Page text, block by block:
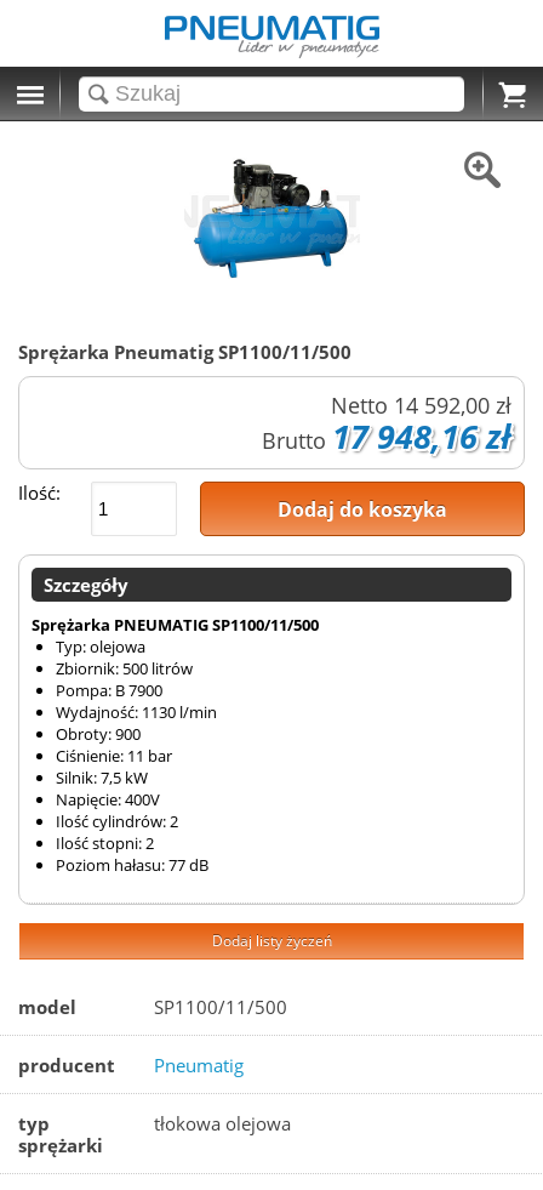
Cart
Sprężarka Pneumatig SP1100/11/500
Netto 14 592,00 zł
Brutto 17 948,16 zł
Ilość:
Dodaj do koszyka
Szczegóły
Sprężarka PNEUMATIG SP1100/11/500
Typ: olejowa
Zbiornik: 500 litrów
Pompa: B 7900
Wydajność: 1130 l/min
Obroty: 900
Ciśnienie: 11 bar
Silnik: 7,5 kW
Napięcie: 400V
Ilość cylindrów: 2
Ilość stopni: 2
Poziom hałasu: 77 dB
Dodaj listy życzeń
model SP1100/11/500
producent Pneumatig
typ
sprężarki
tłokowa olejowa